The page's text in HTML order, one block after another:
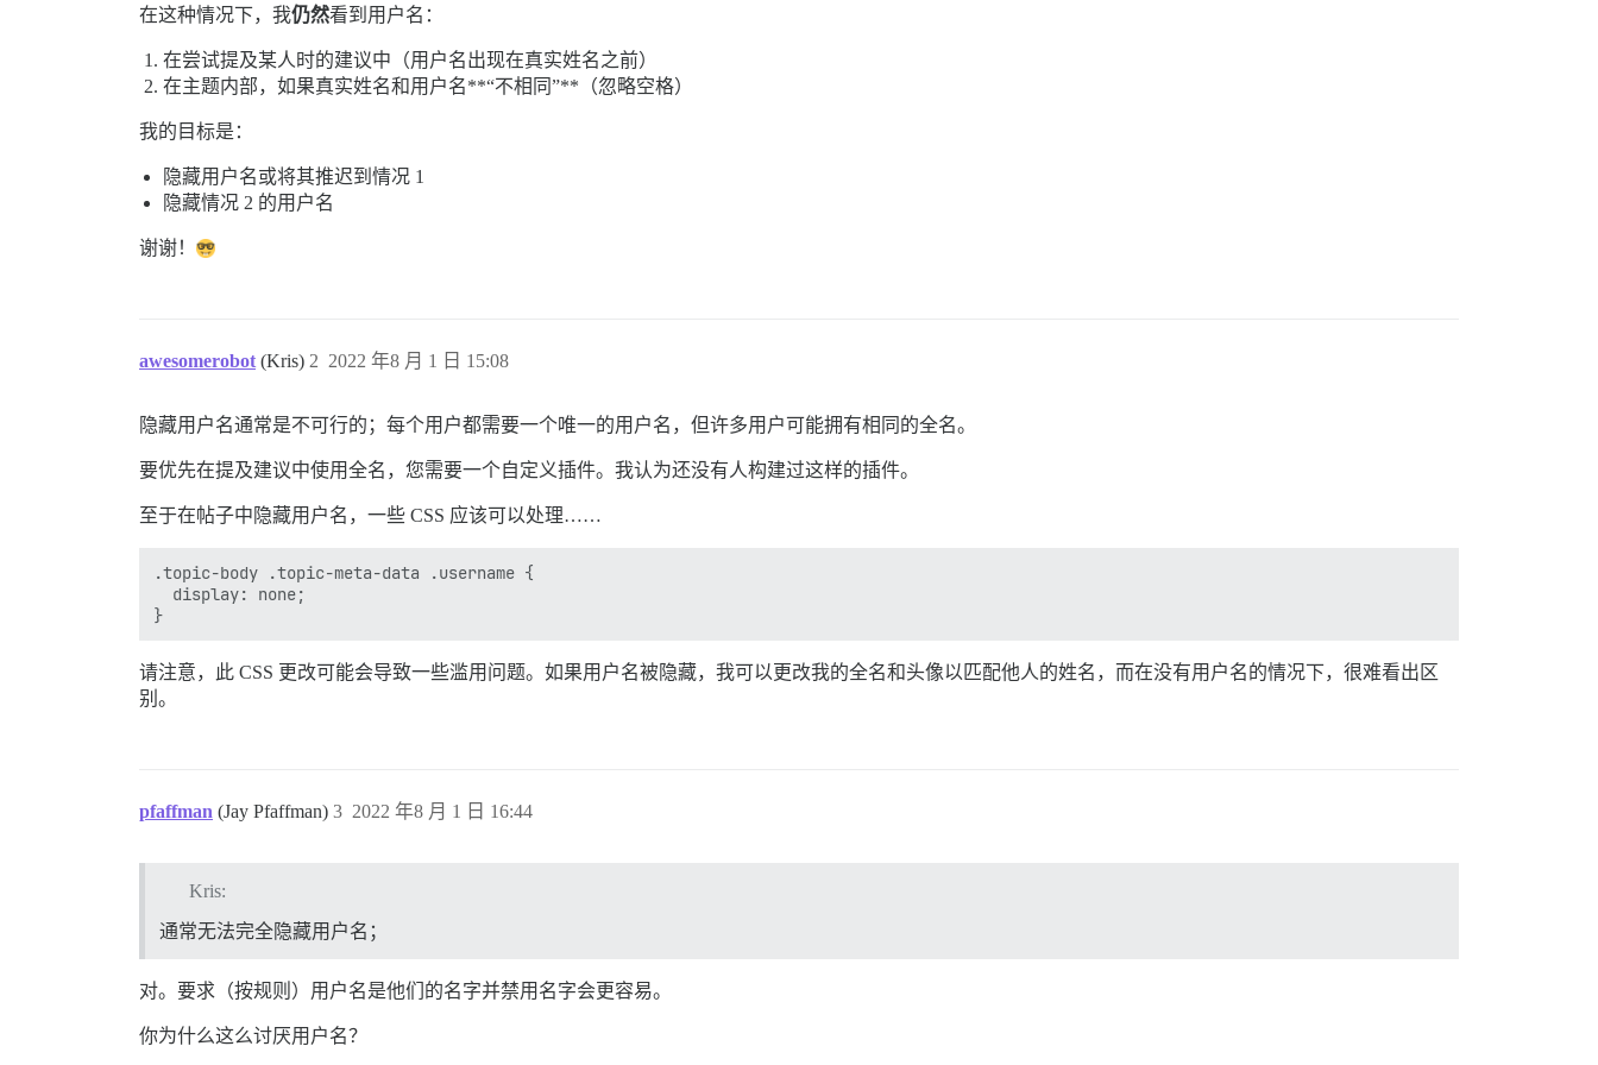
在这种情况下，我仍然看到用户名：
在尝试提及某人时的建议中（用户名出现在真实姓名之前）
在主题内部，如果真实姓名和用户名**“不相同”**（忽略空格）
我的目标是：
隐藏用户名或将其推迟到情况 1
隐藏情况 2 的用户名
谢谢！
awesomerobot (Kris) 2022 年8 月 1 日 15:08
2
隐藏用户名通常是不可行的；每个用户都需要一个唯一的用户名，但许多用户可能拥有相同的全名。
要优先在提及建议中使用全名，您需要一个自定义插件。我认为还没有人构建过这样的插件。
至于在帖子中隐藏用户名，一些 CSS 应该可以处理……
.topic-body .topic-meta-data .username {
  display: none;
请注意，此 CSS 更改可能会导致一些滥用问题。如果用户名被隐藏，我可以更改我的全名和头像以匹配他人的姓名，而在没有用户名的情况下，很难看出区
别。
pfaffman (Jay Pfaffman) 2022 年8 月 1 日 16:44
3
Kris:
通常无法完全隐藏用户名；
对。要求（按规则）用户名是他们的名字并禁用名字会更容易。
你为什么这么讨厌用户名？